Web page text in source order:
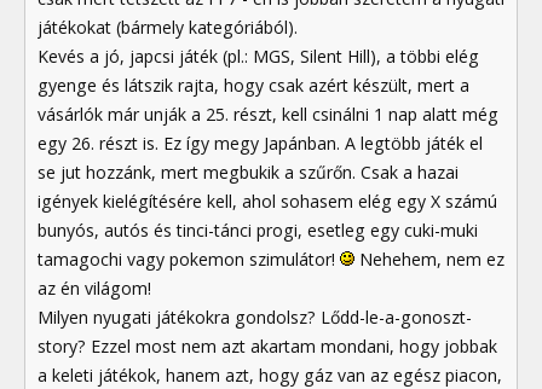
játékokat (bármely kategóriából).
Kevés a jó, japcsi játék (pl.: MGS, Silent Hill), a többi elég
gyenge és látszik rajta, hogy csak azért készült, mert a
vásárlók már unják a 25. részt, kell csinálni 1 nap alatt még
egy 26. részt is. Ez így megy Japánban. A legtöbb játék el
se jut hozzánk, mert megbukik a szűrőn. Csak a hazai
igények kielégítésére kell, ahol sohasem elég egy X számú
bunyós, autós és tinci-tánci progi, esetleg egy cuki-muki
tamagochi vagy pokemon szimulátor!
Nehehem, nem ez
az én világom!
Milyen nyugati játékokra gondolsz? Lődd-le-a-gonoszt-
story? Ezzel most nem azt akartam mondani, hogy jobbak
a keleti játékok, hanem azt, hogy gáz van az egész piacon,